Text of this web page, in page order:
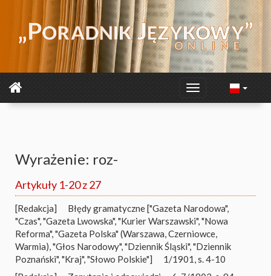
Wyrażenie: roz-
Artykuły 1-20 z 27
[Redakcja]
Błędy gramatyczne ["Gazeta Narodowa",
"Czas", "Gazeta Lwowska", "Kurier Warszawski", "Nowa
Reforma", "Gazeta Polska" (Warszawa, Czerniowce,
Warmia), "Głos Narodowy", "Dziennik Śląski", "Dziennik
Poznański", "Kraj", "Słowo Polskie"]
1/1901, s. 4-10